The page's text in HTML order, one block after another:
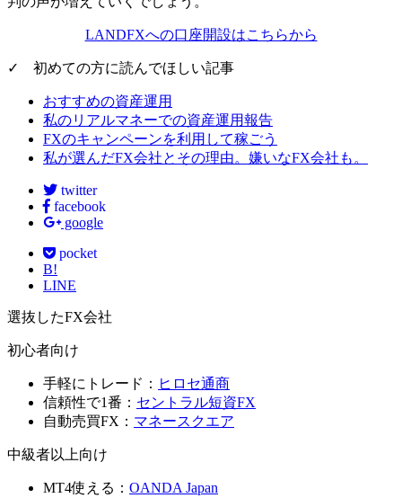
LANDFXへの口座開設はこちらから
✓ 初めての方に読んでほしい記事
おすすめの資産運用
私のリアルマネーでの資産運用報告
FXのキャンペーンを利用して稼ごう
私が選んだFX会社とその理由。嫌いなFX会社も。
twitter
facebook
google
pocket
B!
LINE
選抜したFX会社
初心者向け
手軽にトレード： ヒロセ通商
信頼性で1番： セントラル短資FX
自動売買FX： マネースクエア
中級者以上向け
MT4使える： OANDA Japan